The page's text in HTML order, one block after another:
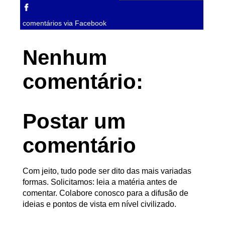
comentários via Facebook
Nenhum
comentário:
Postar um
comentário
Com jeito, tudo pode ser dito das mais variadas
formas. Solicitamos: leia a matéria antes de
comentar. Colabore conosco para a difusão de
ideias e pontos de vista em nível civilizado.